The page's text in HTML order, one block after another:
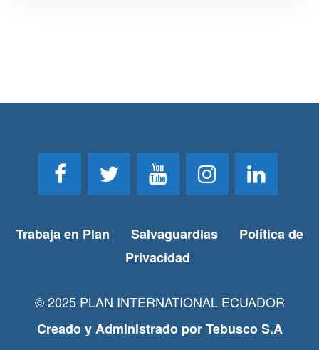
Trabaja en Plan Salvaguardias
Política de
Privacidad
© 2025 PLAN INTERNATIONAL ECUADOR
Creado y Administrado porTebusco S.A